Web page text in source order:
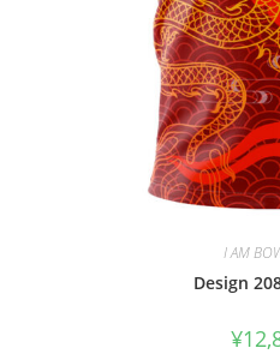
I AM
Design
¥